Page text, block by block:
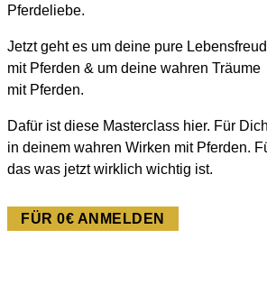
Pferdeliebe.
Jetzt geht es um deine pure
mit Pferden & um deine wahren Träume
mit Pferden.
Dafür ist diese Masterclass hier. Für Dich
in deinem wahren Wirken mit Pferden.
das was jetzt wirklich wichtig ist.
FÜR 0€ ANMELDEN